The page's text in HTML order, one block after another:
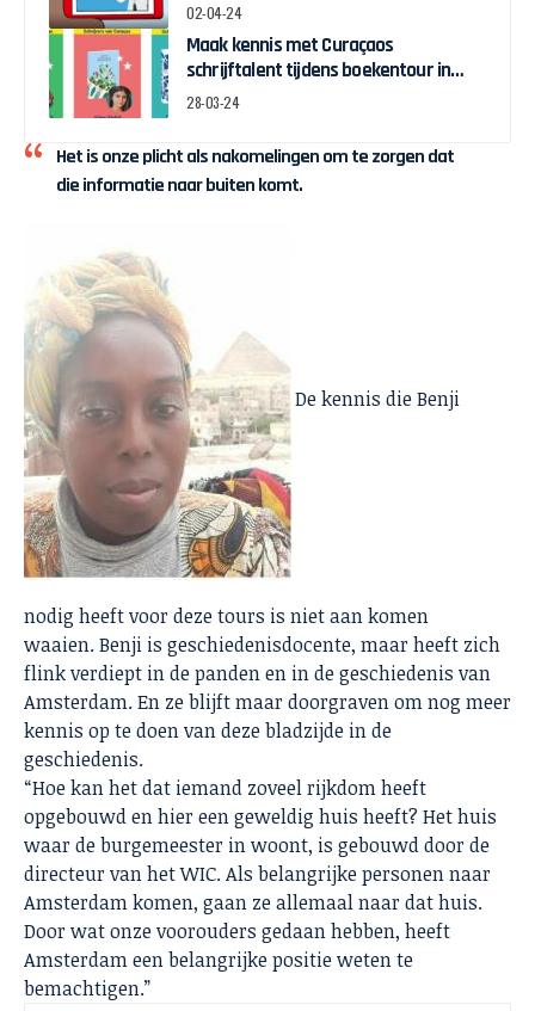
02-04-24
Maak kennis met Curaçaos
schrijftalent tijdens boekentour in
april
28-03-24
Het is onze plicht als nakomelingen om te zorgen dat
die informatie naar buiten komt.
De kennis die Benji
nodig heeft voor deze tours is niet aan komen
waaien. Benji is geschiedenisdocente, maar heeft zich
flink verdiept in de panden en in de geschiedenis van
Amsterdam. En ze blijft maar doorgraven om nog meer
kennis op te doen van deze bladzijde in de
geschiedenis.
“Hoe kan het dat iemand zoveel rijkdom heeft
opgebouwd en hier een geweldig huis heeft? Het huis
waar de burgemeester in woont, is gebouwd door de
directeur van het WIC. Als belangrijke personen naar
Amsterdam komen, gaan ze allemaal naar dat huis.
Door wat onze voorouders gedaan hebben, heeft
Amsterdam een belangrijke positie weten te
bemachtigen.”